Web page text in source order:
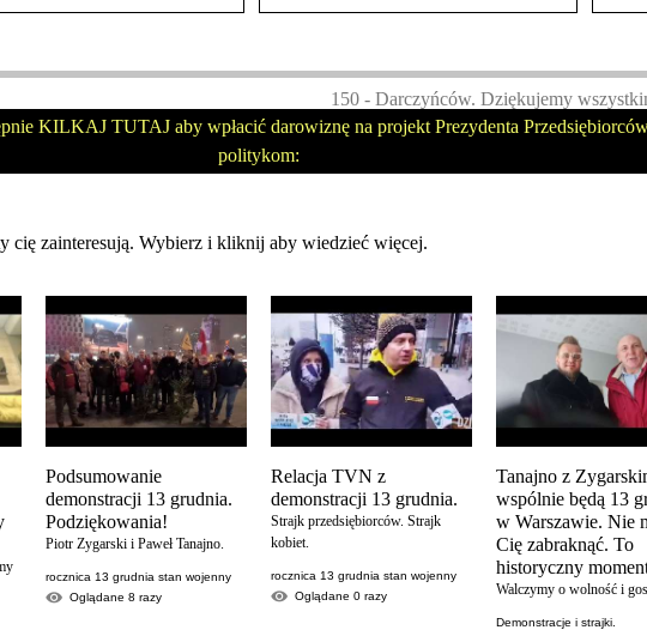
150 - Darczyńców. Dziękujemy
KILKAJ TUTAJ aby wpłacić darowiznę na projekt Prezydenta
politykom:
cię zainteresują. Wybierz i kliknij aby wiedzieć więcej.
Podsumowanie
demonstracji 13 grudnia.
Podziękowania!
Piotr Zygarski i Paweł Tanajno.
rocznica 13 grudnia stan wojenny
Oglądane 8 razy
Relacja TVN z
demonstracji 13 grudnia.
Strajk przedsiębiorców. Strajk
kobiet.
rocznica 13 grudnia stan wojenny
Oglądane 0 razy
Tanajno z
wspólnie będą 13
w Warszawie. Nie
Cię zabraknąć. To
historyczny
Walczymy o wolność i
Demonstracje i strajki.